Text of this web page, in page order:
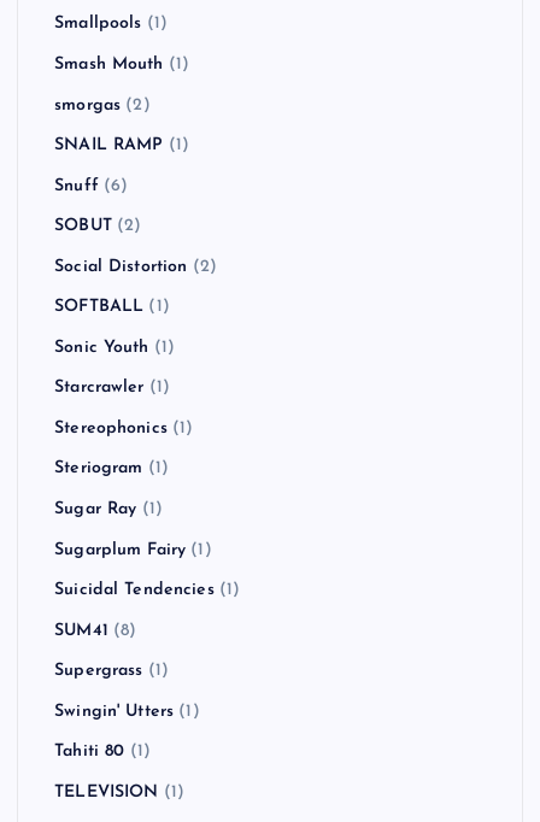
Smallpools (1)
Smash Mouth (1)
smorgas (2)
SNAIL RAMP (1)
Snuff (6)
SOBUT(2)
Social Distortion (2)
SOFTBALL (1)
Sonic Youth (1)
Starcrawler (1)
Stereophonics(1)
Steriogram (1)
Sugar Ray (1)
Sugarplum Fairy (1)
Suicidal Tendencies(1)
SUM41 (8)
Supergrass (1)
Swingin' Utters (1)
Tahiti 80 (1)
TELEVISION (1)